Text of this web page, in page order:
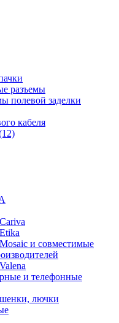
разъемы
полевой заделки
кабеля
и совместимые
и телефонные
лючки